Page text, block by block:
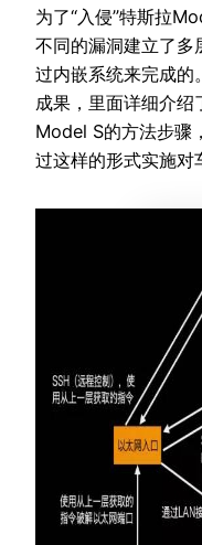
为了“入侵”特斯拉
不同的漏洞建立了多
过内嵌系统来完成的
成果，里面详细介绍
Model S的方法步骤
过这样的形式实施对